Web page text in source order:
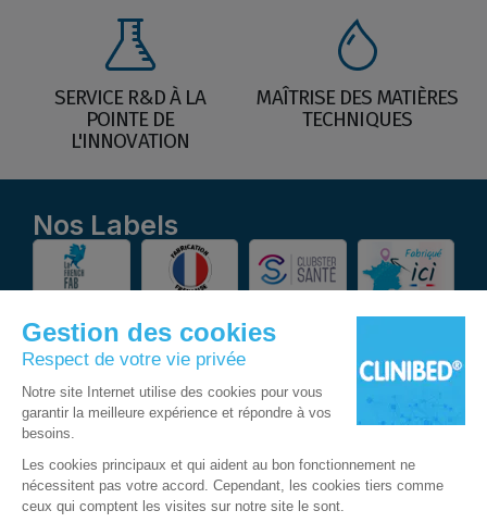
SERVICE R&D À LA
POINTE DE
L'INNOVATION
MAÎTRISE DES MATIÈRES
TECHNIQUES
Nos Labels
Suivez-nous